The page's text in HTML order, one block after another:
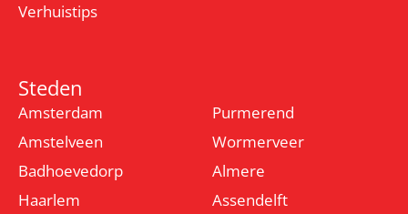
Verhuistips
Steden
Amsterdam
Amstelveen
Badhoevedorp
Haarlem
Purmerend
Wormerveer
Almere
Assendelft